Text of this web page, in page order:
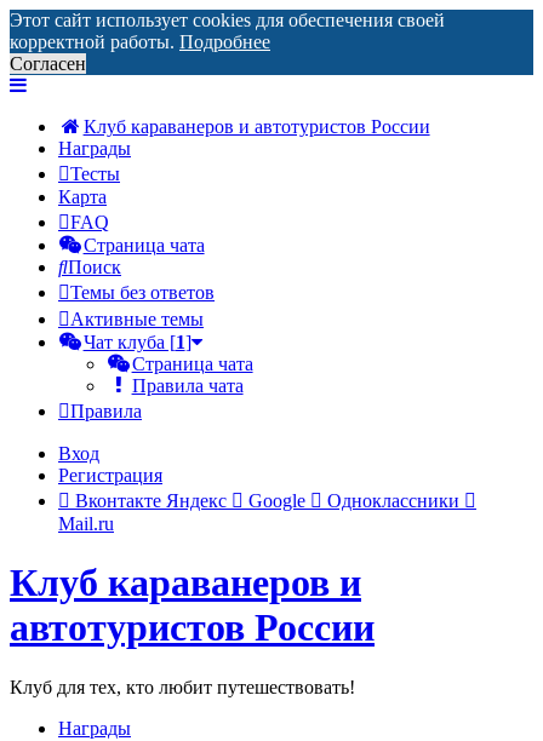
Этот сайт использует cookies для обеспечения своей
корректной работы. Подробнее
Согласен
Клуб караванеров и автотуристов России
Награды
Тесты
Карта
FAQ
Страница чата
Поиск
Темы без ответов
Активные темы
Чат клуба [1]
Страница чата
Правила чата
Правила
Вход
Регистрация
Вконтакте Яндекс Google
Одноклассники
Mail.ru
Регистрация
Клуб караванеров и
автотуристов России
Клуб для тех, кто любит путешествовать!
Награды